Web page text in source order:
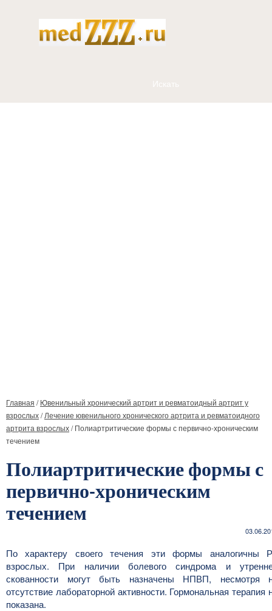
Главная /Ювенильный хронический артрит и ревматоидный артрит у
взрослых/Лечение ювенильного хронического артрита и ревматоидного
артрита взрослых/Полиартритические формы с первично-хроническим
течением
Полиартритические формы с
первично-хроническим
течением
По характеру своего течения эти формы аналогичны
взрослых. При наличии болевого синдрома и
скованности могут быть назначены НПВП, несмотря
отсутствие лабораторной активности. Гормональная терапия
показана.